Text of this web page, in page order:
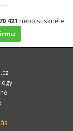
421 nebo stiskněte